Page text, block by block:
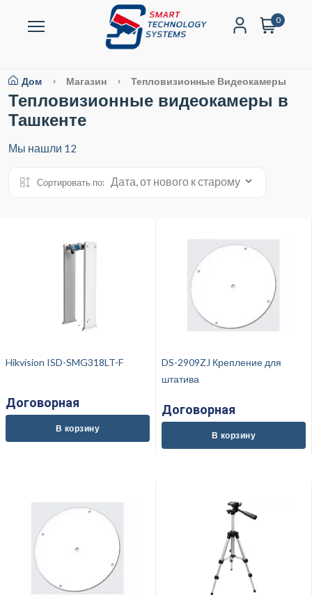
0
Дом Магазин Тепловизионные Видеокамеры
Тепловизионные видеокамеры в
Ташкенте
Мы нашли 12
Сортировать по:
Hikvision ISD-SMG318LT-F
Договорная
В корзину
DS-2909ZJ Крепление для
штатива
Договорная
В корзину